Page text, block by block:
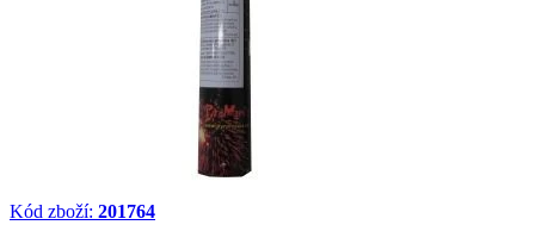
Kód zboží: 201764